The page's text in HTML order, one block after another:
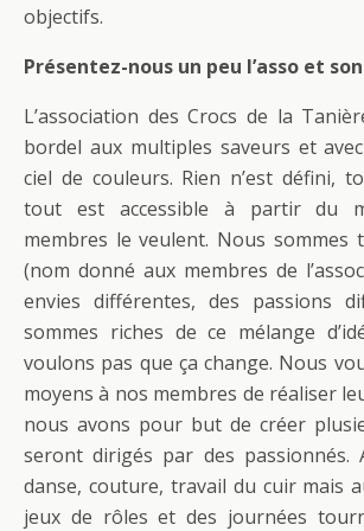
objectifs.
Présentez-nous un peu l’asso et
L’association des Crocs de la
bordel aux multiples saveurs et
ciel de couleurs. Rien n’est défini,
tout est accessible à partir du
membres le veulent. Nous sommes
(nom donné aux membres de
envies différentes, des passions
sommes riches de ce mélange
voulons pas que ça change. Nous
moyens à nos membres de réaliser
nous avons pour but de créer
seront dirigés par des passionnés.
danse, couture, travail du cuir mais
jeux de rôles et des journées